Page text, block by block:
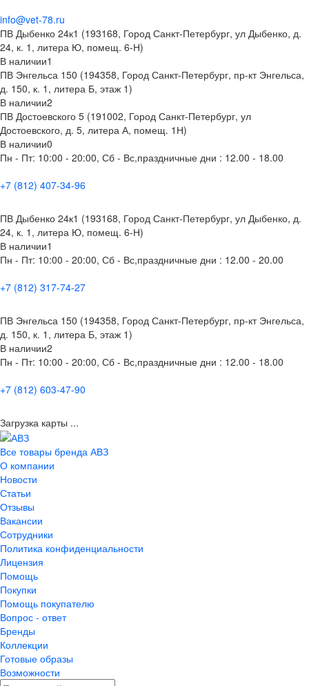
info@vet-78.ru
ПВ Дыбенко 24к1 (193168, Город Санкт-Петербург, ул Дыбенко, д.
24, к. 1, литера Ю, помещ. 6-Н)
В наличии1
ПВ Энгельса 150 (194358, Город Санкт-Петербург, пр-кт Энгельса,
д. 150, к. 1, литера Б, этаж 1)
В наличии2
ПВ Достоевского 5 (191002, Город Санкт-Петербург, ул
Достоевского, д. 5, литера А, помещ. 1Н)
В наличии0
Пн - Пт: 10:00 - 20:00, Сб - Вс,праздничные дни : 12.00 - 18.00
+7 (812) 407-34-96
ПВ Дыбенко 24к1 (193168, Город Санкт-Петербург, ул Дыбенко, д.
24, к. 1, литера Ю, помещ. 6-Н)
В наличии1
Пн - Пт: 10:00 - 20:00, Сб - Вс,праздничные дни : 12.00 - 20.00
+7 (812) 317-74-27
ПВ Энгельса 150 (194358, Город Санкт-Петербург, пр-кт Энгельса,
д. 150, к. 1, литера Б, этаж 1)
В наличии2
Пн - Пт: 10:00 - 20:00, Сб - Вс,праздничные дни : 12.00 - 18.00
+7 (812) 603-47-90
Загрузка карты ...
Все товары бренда АВЗ
О компании
Новости
Статьи
Отзывы
Вакансии
Сотрудники
Политика конфиденциальности
Лицензия
Помощь
Покупки
Помощь покупателю
Вопрос - ответ
Бренды
Коллекции
Готовые образы
Возможности